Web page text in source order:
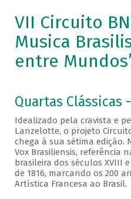
VII Circuito
Musica
entre
Quartas Clássicas
Idealizado pela cravista e
Lanzelotte, o projeto
chega à sua sétima edição.
Vox Brasiliensis, referência
brasileira dos séculos XVIII
de 1816, marcando os 200
Artística Francesa ao Brasil.